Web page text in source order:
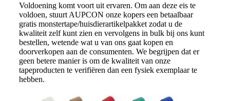
Voldoening komt voort uit ervaren. Om aan deze eis te
voldoen, stuurt AUPCON onze kopers een betaalbaar
gratis monstertape/huisdierartikelpakket zodat u de
kwaliteit zelf kunt zien en vervolgens in bulk bij ons kunt
bestellen, wetende wat u van ons gaat kopen en
doorverkopen aan de consumenten. We begrijpen dat er
geen betere manier is om de kwaliteit van onze
tapeproducten te verifiëren dan een fysiek exemplaar te
hebben.